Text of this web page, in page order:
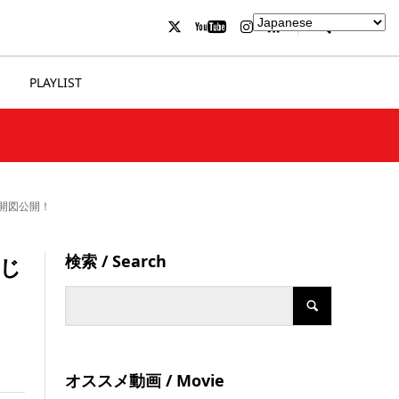
PLAYLIST
図公開！
検索 / Search
オススメ動画 / Movie